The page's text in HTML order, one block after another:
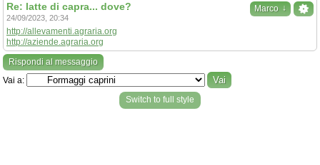
Marco ↓
Re: latte di capra... dove?
24/09/2023, 20:34
http://allevamenti.agraria.org
http://aziende.agraria.org
Rispondi al messaggio
Vai a:
Switch to full style